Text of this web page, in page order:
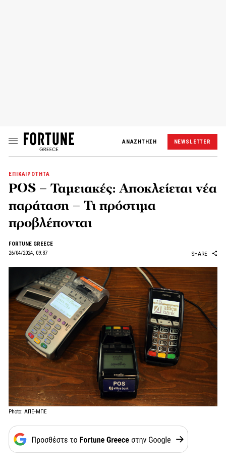
ΑΝΑΖΗΤΗΣΗ NEWSLETTER
ΕΠΙΚΑΙΡΟΤΗΤΑ
POS – Ταμειακές: Αποκλείεται νέα
παράταση – Τι πρόστιμα
προβλέπονται
FORTUNE GREECE
26/04/2024, 09:37
SHARE
Photo: ΑΠΕ-ΜΠΕ